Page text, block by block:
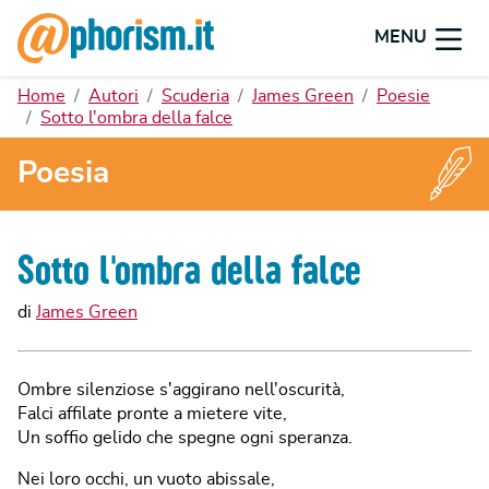
MENU
Home Autori Scuderia James Green
Poesie
Sotto l'ombra della falce
Poesia
Sotto l'ombra della falce
di James Green
Ombre silenziose s'aggirano nell'oscurità,
Falci affilate pronte a mietere vite,
Un soffio gelido che spegne ogni speranza.
Nei loro occhi, un vuoto abissale,